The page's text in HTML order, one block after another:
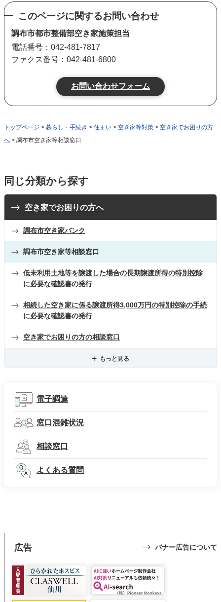
このページに関するお問い合わせ
調布市都市整備部空き家施策担当
電話番号：042-481-7817
ファクス番号：042-481-6800
トップページ > 暮らし・手続き > 住まい > 空き家等対策 > 空き家でお困りの方
へ > 調布市空き家等相談窓口
同じ分類から探す
空き家でお困りの方へ
調布市空き家バンク
調布市空き家等相談窓口
低未利用土地等を譲渡した場合の長期譲渡所得の特別控除
に必要な確認書の発行
相続した空き家に係る譲渡所得3,000万円の特別控除の手続
に必要な確認書の発行
空き家でお困りの方の相談窓口
もっと見る
電子調達
窓口混雑状況
相談窓口
よくある質問
広告 バナー広告について